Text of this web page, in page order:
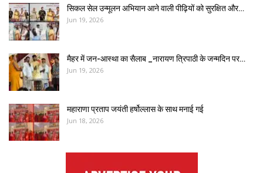
सिकल सेल उन्मूलन अभियान आने वाली पीढ़ियों को सुरक्षित और…
Jun 19, 2026
मैहर में जन-आस्था का सैलाब _नारायण त्रिपाठी के जन्मदिन पर…
Jun 19, 2026
महाराणा प्रताप जयंती हर्षोल्लास के साथ मनाई गई
Jun 18, 2026